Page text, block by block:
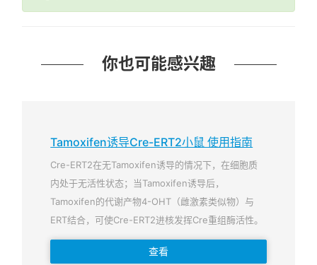
你也可能感兴趣
Tamoxifen诱导Cre-ERT2小鼠 使用指南
Cre-ERT2在无Tamoxifen诱导的情况下，在细胞质
内处于无活性状态；当Tamoxifen诱导后，
Tamoxifen的代谢产物4-OHT（雌激素类似物）与
ERT结合，可使Cre-ERT2进核发挥Cre重组酶活性。
查看